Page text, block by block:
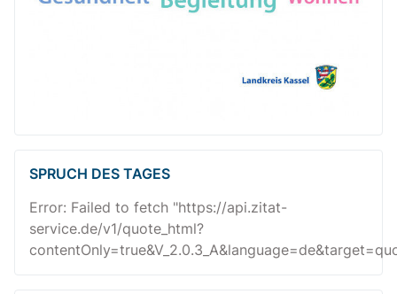
SPRUCH DES TAGES
Error: Failed to fetch "https://api.zitat-
service.de/v1/quote_html?